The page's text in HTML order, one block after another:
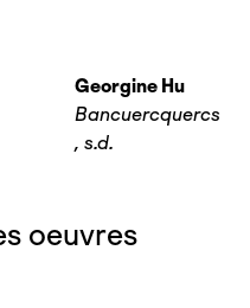
Georgine Hu
Bancuercquercs
, s.d.
oeuvres